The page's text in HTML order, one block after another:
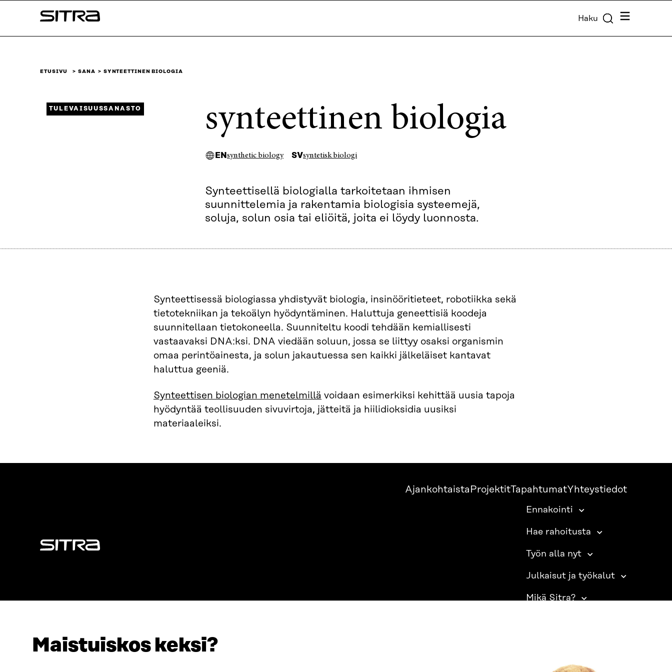
Maistuiskos keksi?
sisältöön
Sitra Haku Valikko
ETUSIVU SANA SYNTEETTINEN BIOLOGIA
synteettinen biologia
EN synthetic biology SVsyntetisk biologi
Synteettisellä biologialla tarkoitetaan ihmisen
suunnittelemia ja rakentamia biologisia systeemejä,
soluja, solun osia tai eliöitä, joita ei löydy luonnosta.
TULEVAISUUSSANASTO
Synteettisessä biologiassa yhdistyvät biologia, insinööritieteet, robotiikka sekä
tietotekniikan ja tekoälyn hyödyntäminen. Haluttuja geneettisiä koodeja
suunnitellaan tietokoneella. Suunniteltu koodi tehdään kemiallisesti
vastaavaksi DNA:ksi. DNA viedään soluun, jossa se liittyy osaksi organismin
omaa perintöainesta, ja solun jakautuessa sen kaikki jälkeläiset kantavat
haluttua geeniä.
Synteettisen biologian menetelmillä voidaan esimerkiksi kehittää uusia tapoja
hyödyntää teollisuuden sivuvirtoja, jätteitä ja hiilidioksidia uusiksi
materiaaleiksi.
Sitra
Ajankohtaista ProjektitTapahtumatYhteystiedot
Ennakointi
Hae rahoitusta
Työn alla nyt
Julkaisut ja työkalut
Mikä Sitra?
SITRA SOSIAALISESSA MEDIASSA